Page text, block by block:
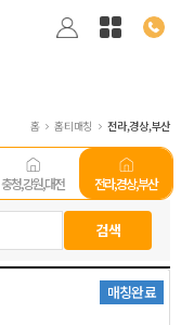
홈 홈티매칭 전라,경상,부산
충청,강원,대전 전라,경상,부산
매칭완료